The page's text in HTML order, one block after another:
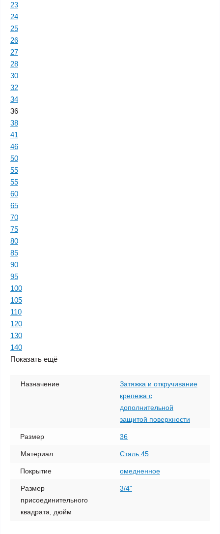
23
24
25
26
27
28
30
32
34
36
38
41
46
50
55
55
60
65
70
75
80
85
90
95
100
105
110
120
130
140
Показать ещё
Назначение
Затяжка и откручивание
крепежа с
дополнительной
защитой поверхности
Размер 36
Материал Сталь 45
Покрытие омедненное
Размер
присоединительного
квадрата, дюйм
3/4"